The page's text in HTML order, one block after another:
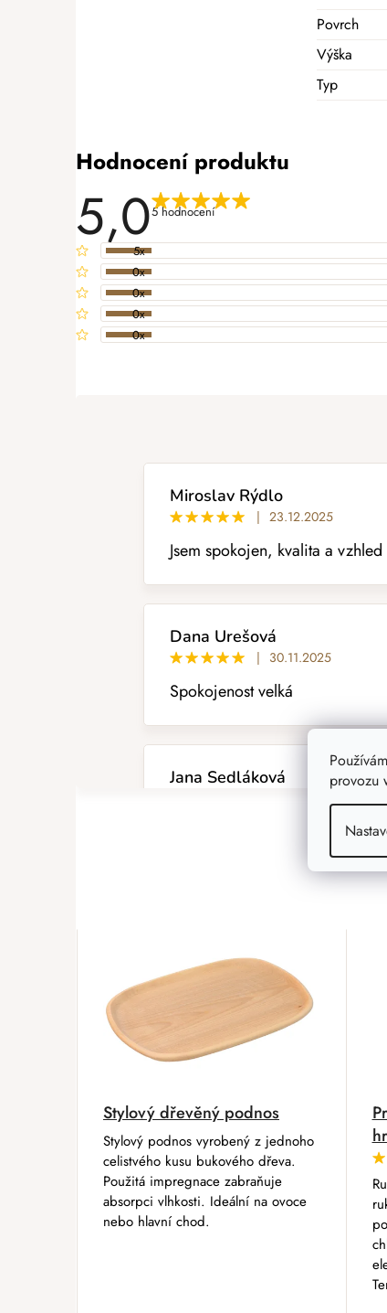
provozu
Povrch
Výška
Typ
Hodnocení produktu
5,05 hodnocení
5x
0x
0x
0x
0x
Miroslav Rýdlo
| 23.12.2025
Jsem spokojen, kvalita a
Dana Urešová
| 30.11.2025
Spokojenost velká
Jana Sedláková
Jinde bych už nenakupovala
Jsem spokojená
Eva
Mám už několik let, používám
Stylový dřevěný podnos
Stylový podnos vyrobený z jednoho
celistvého kusu bukového dřeva.
Použitá impregnace zabraňuje
absorpci vlhkosti. Ideální na ovoce
nebo hlavní chod.